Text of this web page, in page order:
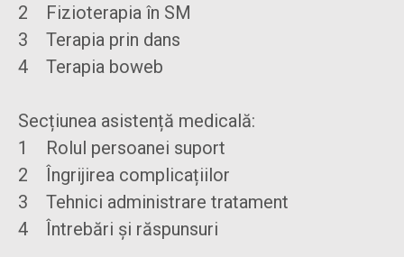
2 Fizioterapia în SM
3 Terapia prin dans
4 Terapia boweb
Secțiunea asistență medicală:
1 Rolul persoanei suport
2 Îngrijirea complicațiilor
3 Tehnici administrare tratament
4 Întrebări și răspunsuri